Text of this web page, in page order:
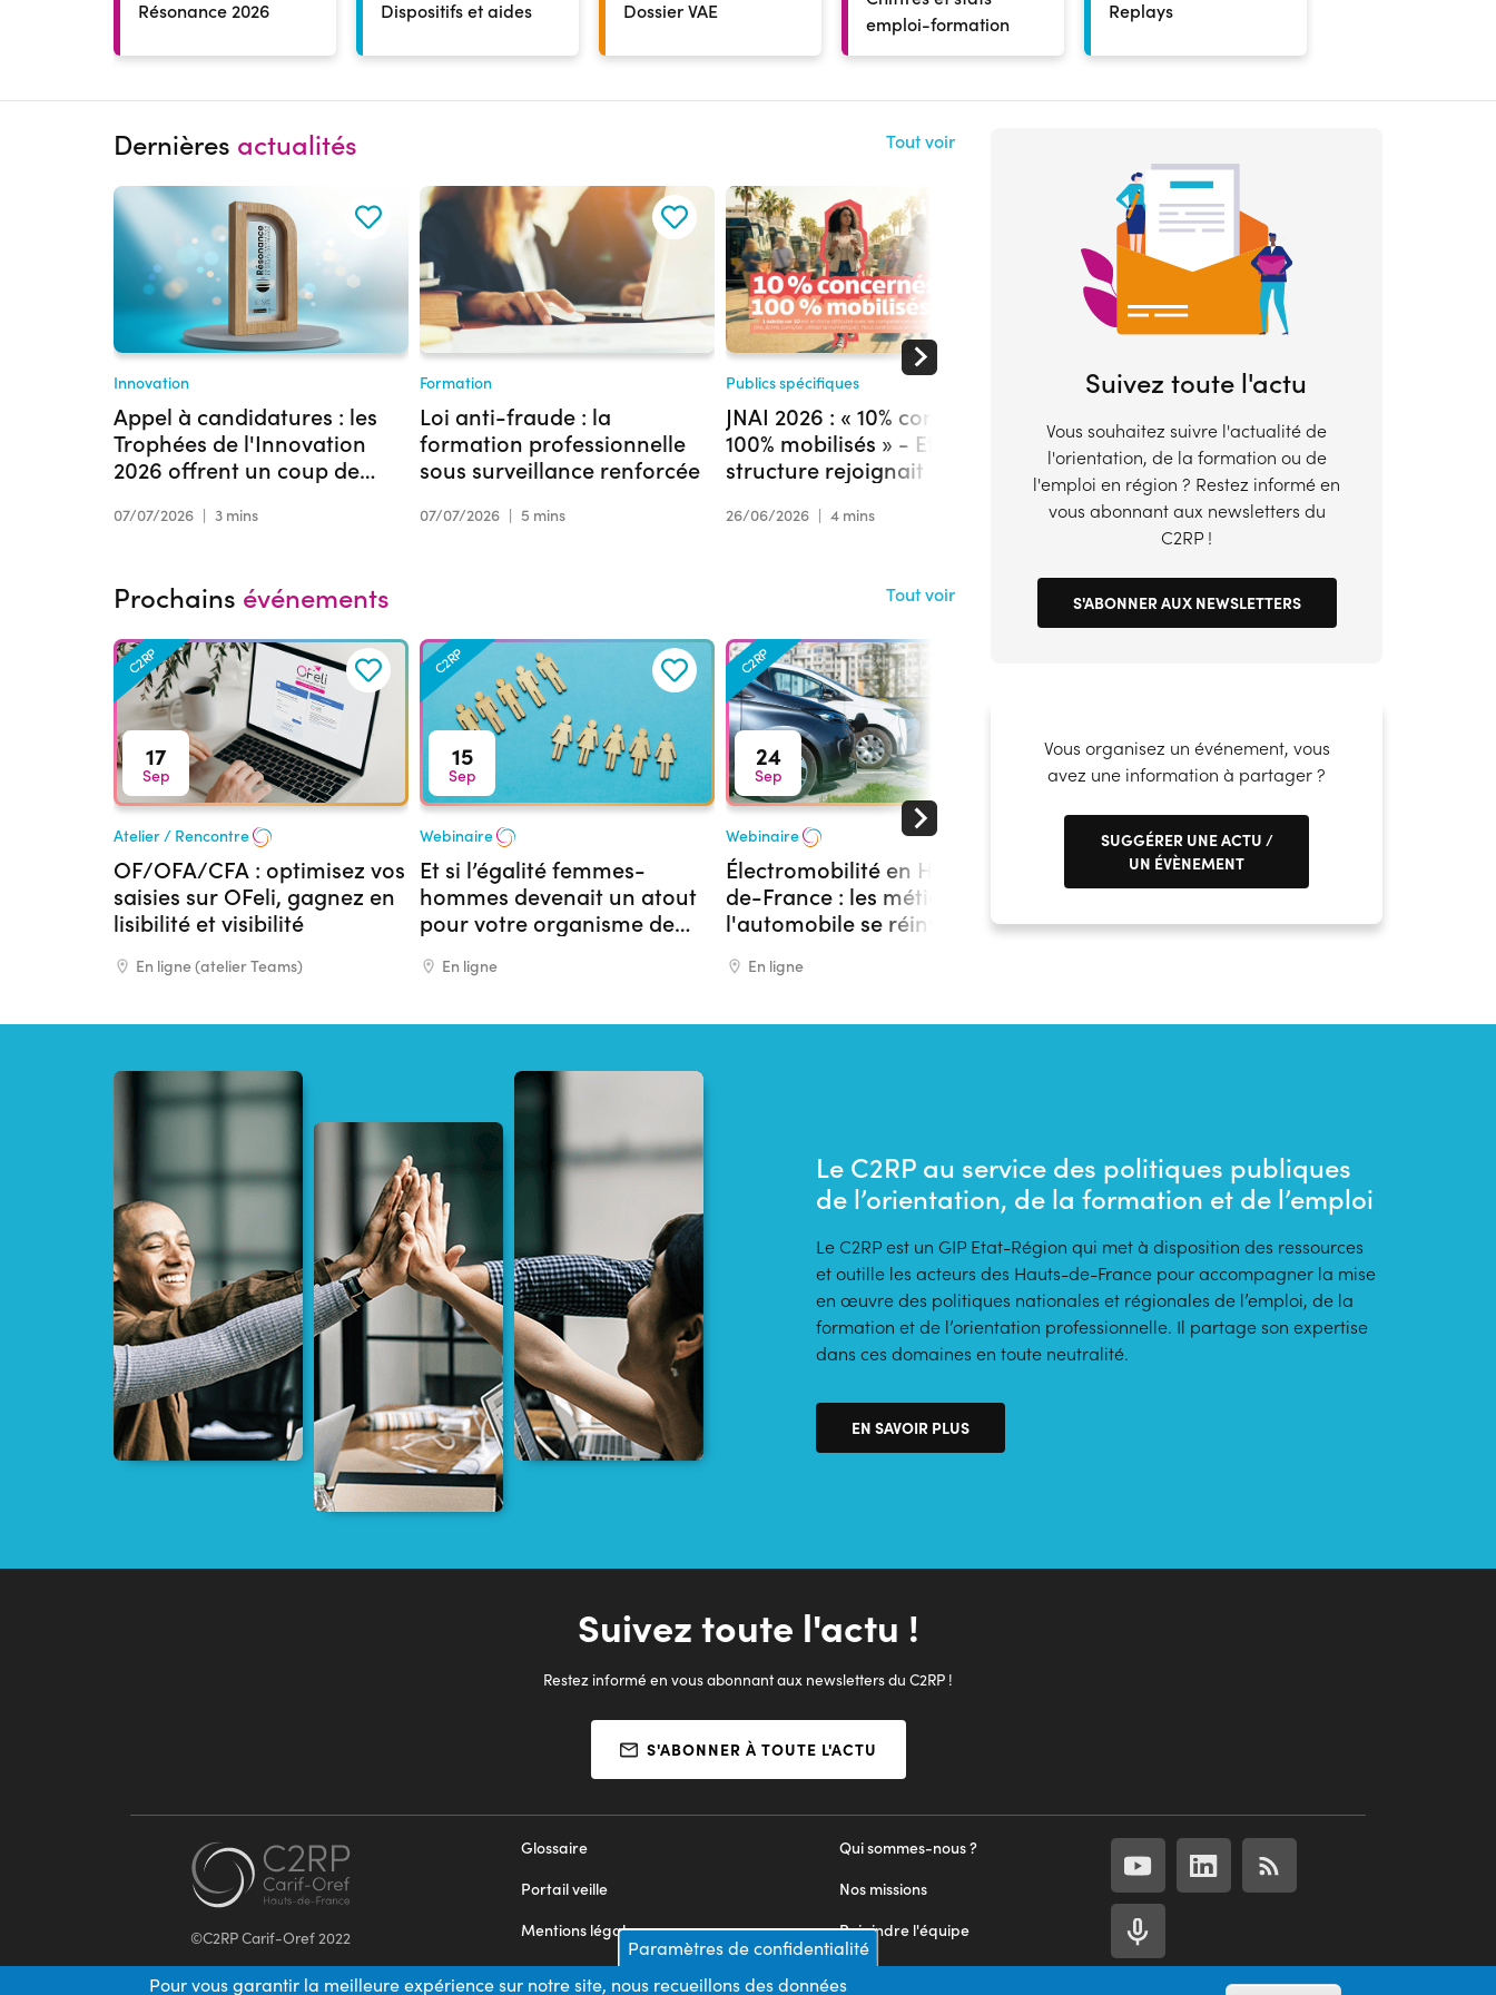
Résonance 2026 Dispositifs et aides Dossier VAE
emploi-formation
Replays
Dernières actualités Tout voir
Innovation
Appel à candidatures : les
Trophées de l'Innovation
2026 offrent un coup de
07/07/2026 | 3 mins
Formation
Loi anti-fraude : la
formation professionnelle
sous surveillance renforcée
07/07/2026 | 5 mins
Publics spécifiques
JNAI 2026 : « 10% concernés,
100% mobilisés » - Et si votre
structure rejoignait les 19
Hauts-de-France ?
26/06/2026 | 4 mins
Innovation
manifestation dans le cadre
de Résonance 2026 et faites
rayonner l’innovation en
Hauts-de-France
01/06/2026 | 5 mins
2026
Prochains événements Tout voir
17
Sep
C2RP
Atelier / Rencontre
OF/OFA/CFA : optimisez vos
saisies sur OFeli, gagnez en
lisibilité et visibilité
En ligne (atelier Teams)
15
Sep
C2RP
Webinaire
Et si l’égalité femmes-
hommes devenait un atout
pour votre organisme de
En ligne
24
Sep
C2RP
Webinaire
Électromobilité en Hauts-
de-France : les métiers de
l'automobile se réinventent
En ligne
10
Sep
Webinaire
Animez votre relation
entreprise et votre réseau
de maîtres d'apprentissage
dispositifs
Suivez toute l'actu
Vous souhaitez suivre l'actualité de
l'orientation, de la formation ou de
l'emploi en région ? Restez informé en
vous abonnant aux newsletters du
C2RP !
S'ABONNER AUX NEWSLETTERS
Vous organisez un événement, vous
avez une information à partager ?
SUGGÉRER UNE ACTU /
UN ÉVÈNEMENT
Le C2RP au service des politiques publiques
de l’orientation, de la formation et de l’emploi
Le C2RP est un GIP Etat-Région qui met à disposition des ressources
et outille les acteurs des Hauts-de-France pour accompagner la mise
en œuvre des politiques nationales et régionales de l’emploi, de la
formation et de l’orientation professionnelle. Il partage son expertise
dans ces domaines en toute neutralité.
EN SAVOIR PLUS
Suivez toute l'actu !
Restez informé en vous abonnant aux newsletters du C2RP !
S'ABONNER À TOUTE L'ACTU
©C2RP Carif-Oref 2022
Qui sommes-nous ?
Nos missions
Rejoindre l'équipe
Nous contacter
Glossaire
Portail veille
Mentions légales
Appels d'offres
Paramètres de confidentialité
Pour vous garantir la meilleure expérience sur notre site, nous recueillons des données